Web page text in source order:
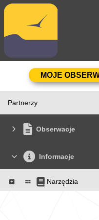
Partnerzy
Obserwacje
Informacje
Narzędzia